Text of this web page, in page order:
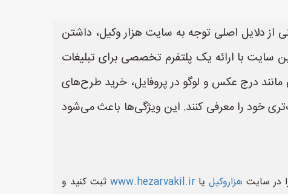
از دلایل اصلی توجه به سایت هزار وکیل، داشتن
سایت با ارائه یک پلتفرم تخصصی برای تبلیغات
درج عکس و لوگو در پروفایل، خرید طرح‌های
خود را معرفی کنند. این ویژگی‌ها باعث می‌شود
در سایت هزاروکیلیاwww.hezarvakil.ir ثبت کنید و